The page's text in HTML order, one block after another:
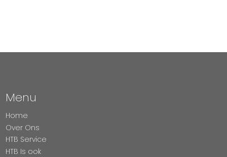
Menu
Home
Over Ons
HTB Service
HTB Is ook